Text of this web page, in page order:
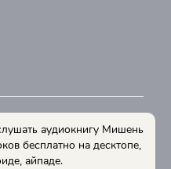
аудиокнигу Мишень
бесплатно на десктопе,
айпаде.